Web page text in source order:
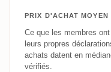
PRIX D'ACHAT
Ce que les membres
leurs propres
achats datent en
vérifiés.